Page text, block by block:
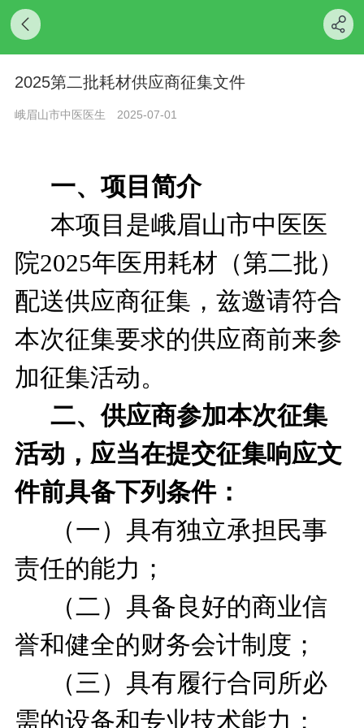
2025第二批耗材供应商征集文件
峨眉山市中医医生 2025-07-01
一、项目简介
本项目是峨眉山市中医医
院2025年医用耗材（第二批）
配送供应商征集，兹邀请符合
本次征集要求的供应商前来参
加征集活动。
二、供应商参加本次征集
活动，应当在提交征集响应文
件前具备下列条件：
（一）具有独立承担民事
责任的能力；
（二）具备良好的商业信
誉和健全的财务会计制度；
（三）具有履行合同所必
需的设备和专业技术能力；